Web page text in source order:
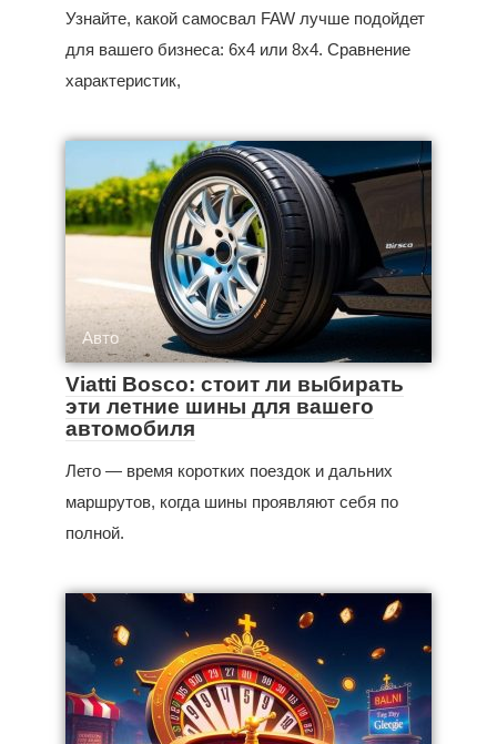
Узнайте, какой самосвал FAW лучше подойдет
для вашего бизнеса: 6x4 или 8x4. Сравнение
характеристик,
Авто
Viatti Bosco: стоит ли выбирать
эти летние шины для вашего
автомобиля
Лето — время коротких поездок и дальних
маршрутов, когда шины проявляют себя по
полной.